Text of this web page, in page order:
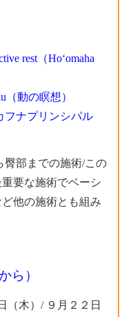
rest（Hoʻomaha
（動の瞑想）
フナプリンシパル
部までの施術/この
要な施術でベーシ
他の施術とも組み
ら）
（木）/ ９月２２日